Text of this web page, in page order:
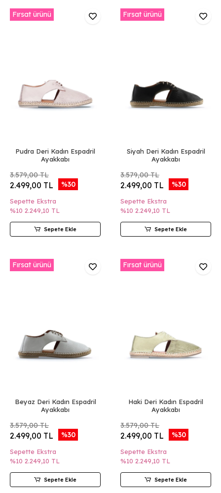
Fırsat ürünü
Pudra Deri Kadın Espadril
Ayakkabı
3.579,00 TL
2.499,00 TL %30
Sepette Ekstra
%10 2.249,10 TL
Sepete Ekle
Fırsat ürünü
Siyah Deri Kadın Espadril
Ayakkabı
3.579,00 TL
2.499,00 TL %30
Sepette Ekstra
%10 2.249,10 TL
Sepete Ekle
Fırsat ürünü
Beyaz Deri Kadın Espadril
Ayakkabı
3.579,00 TL
2.499,00 TL %30
Sepette Ekstra
%10 2.249,10 TL
Sepete Ekle
Fırsat ürünü
Haki Deri Kadın Espadril
Ayakkabı
3.579,00 TL
2.499,00 TL %30
Sepette Ekstra
%10 2.249,10 TL
Sepete Ekle